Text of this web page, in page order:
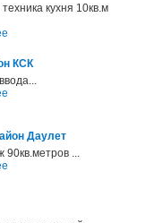
кухня 10кв.м
КСК
Даулет
...